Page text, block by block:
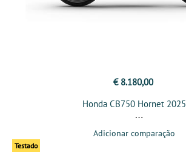
€ 8.180,00
Honda CB750 Hornet 2025
Adicionar comparação
Testado